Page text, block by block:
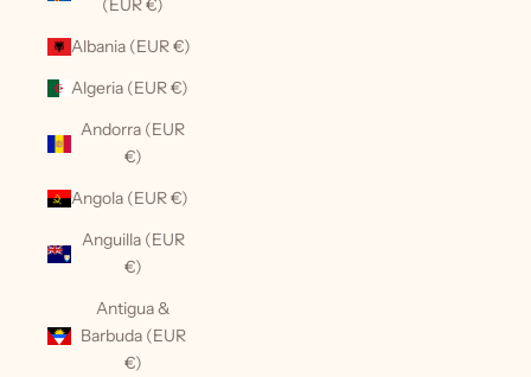
(EUR €)
Albania (EUR €)
Algeria (EUR €)
Andorra (EUR
€)
Angola (EUR €)
Anguilla (EUR
€)
Antigua &
Barbuda (EUR
€)